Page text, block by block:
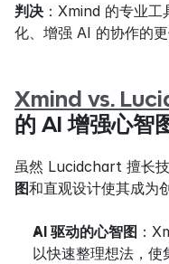
判决 ：Xmind 的专业
化、增强 AI 的协作的更
Xmind vs.
的 AI 增强心智
虽然 Lucidchart 擅长
图和直观设计使其成为
AI 驱动的心智图 ：
以快速整理想法，